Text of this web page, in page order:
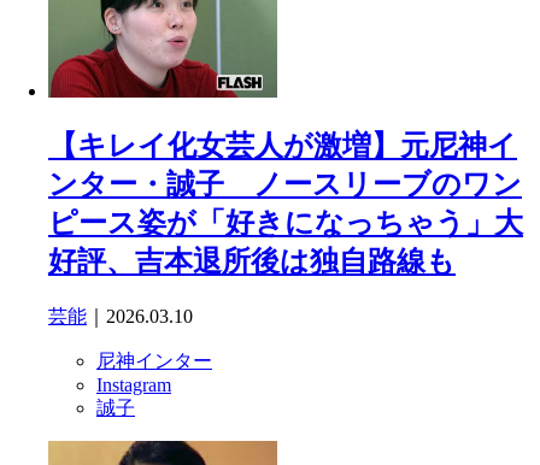
【キレイ化女芸人が激増】元尼神イ
ンター・誠子 ノースリーブのワン
ピース姿が「好きになっちゃう」大
好評、吉本退所後は独自路線も
芸能 ｜2026.03.10
尼神インター
Instagram
誠子